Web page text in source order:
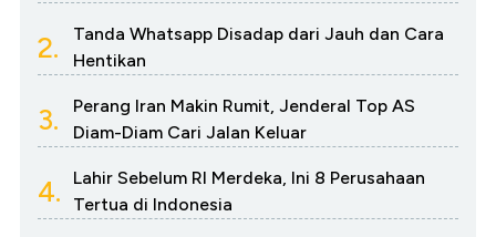
2.
Tanda Whatsapp Disadap dari Jauh dan Cara
Hentikan
3.
Perang Iran Makin Rumit, Jenderal Top AS
Diam-Diam Cari Jalan Keluar
4.
Lahir Sebelum RI Merdeka, Ini 8 Perusahaan
Tertua di Indonesia